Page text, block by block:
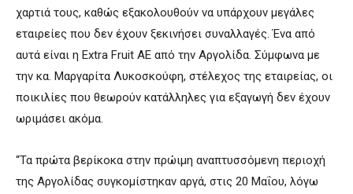
χαρτιά τους, καθώς εξακολουθούν να υπάρχουν μεγάλες
εταιρείες που δεν έχουν ξεκινήσει συναλλαγές. Ένα από
αυτά είναι η Extra Fruit ΑΕ από την Αργολίδα. Σύμφωνα με
την κα. Μαργαρίτα Λυκοσκούφη, στέλεχος της εταιρείας, οι
ποικιλίες που θεωρούν κατάλληλες για εξαγωγή δεν έχουν
ωριμάσει ακόμα.
“Τα πρώτα βερίκοκα στην πρώιμη αναπτυσσόμενη περιοχή
της Αργολίδας συγκομίστηκαν αργά, στις 20 Μαΐου, λόγω